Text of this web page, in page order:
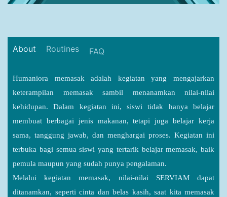
About Routines FAQ
Humaniora memasak adalah kegiatan yang mengajarkan
keterampilan memasak sambil menanamkan nilai-nilai
kehidupan. Dalam kegiatan ini, siswi tidak hanya belajar
membuat berbagai jenis makanan, tetapi juga belajar kerja
sama, tanggung jawab, dan menghargai proses. Kegiatan ini
terbuka bagi semua siswi yang tertarik belajar memasak, baik
pemula maupun yang sudah punya pengalaman.
Melalui kegiatan memasak, nilai-nilai SERVIAM dapat
ditanamkan, seperti cinta dan belas kasih, saat kita memasak